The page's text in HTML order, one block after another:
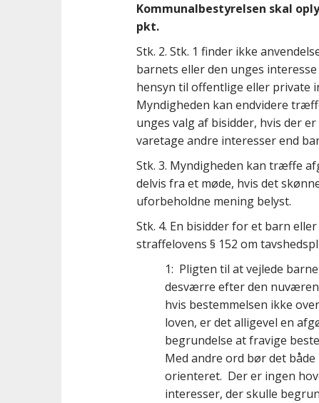
Kommunalbestyrelsen skal
pkt.
Stk. 2. Stk. 1 finder ikke
barnets eller den unges
hensyn til offentlige eller private
Myndigheden kan endvidere
unges valg af bisidder, hvis der
varetage andre interesser end
Stk. 3. Myndigheden kan træffe
delvis fra et møde, hvis det
uforbeholdne mening belyst.
Stk. 4. En bisidder for et barn
straffelovens § 152 om
1: Pligten til at vejlede
desværre efter den
hvis bestemmelsen ikke
loven, er det alligevel en
begrundelse at fravige
Med andre ord bør det
orienteret. Der er ingen
interesser, der skulle